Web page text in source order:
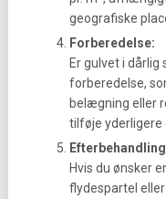
geografiske
Forberedelse:
Er gulvet i
forberedelse,
belægning eller
tilføje yderligere
Hvis du ønsker
flydespartel